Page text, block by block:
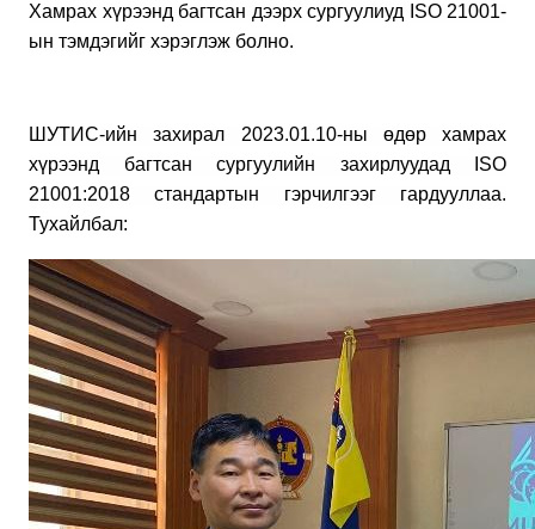
Хамрах хүрээнд багтсан дээрх сургуулиуд ISO 21001-
ын тэмдэгийг хэрэглэж болно.
ШУТИС-ийн захирал 2023.01.10-ны өдөр хамрах
хүрээнд багтсан сургуулийн захирлуудад ISO
21001:2018 стандартын гэрчилгээг гардууллаа.
Тухайлбал: